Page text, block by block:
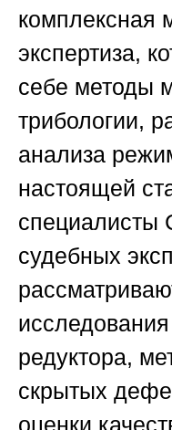
комплексная
экспертиза,
себе методы
трибологии,
анализа
настоящей
специалисты
судебных
редуктора,
скрытых
оценки